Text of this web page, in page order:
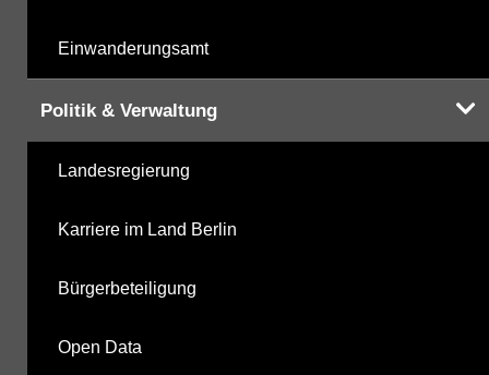
Einwanderungsamt
Politik & Verwaltung
Landesregierung
Karriere im Land Berlin
Bürgerbeteiligung
Open Data